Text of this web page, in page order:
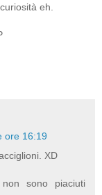
eh.
ore 16:19
XD
sono piaciuti